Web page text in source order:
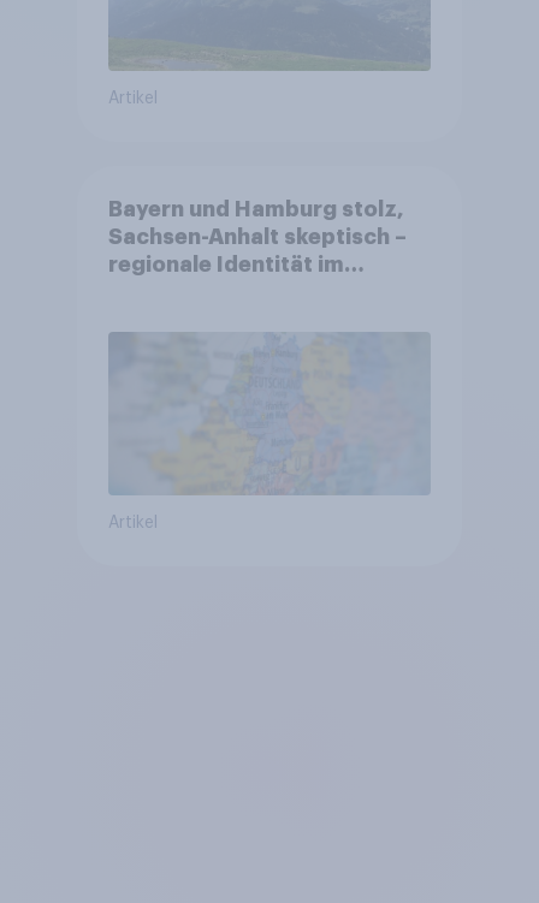
Artikel
Bayern und Hamburg stolz,
Sachsen-Anhalt skeptisch –
regionale Identität im
Artikel